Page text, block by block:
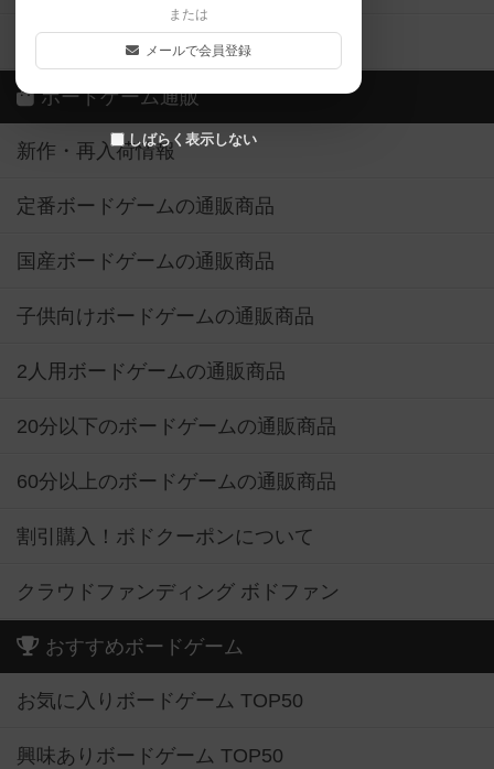
または
メールで会員登録
しばらく表示しない
ボドゲーマご利用案内
ボードゲーム通販
新作・再入荷情報
定番ボードゲームの通販商品
国産ボードゲームの通販商品
子供向けボードゲームの通販商品
2人用ボードゲームの通販商品
20分以下のボードゲームの通販商品
60分以上のボードゲームの通販商品
割引購入！ボドクーポンについて
クラウドファンディング ボドファン
おすすめボードゲーム
お気に入りボードゲーム TOP50
興味ありボードゲーム TOP50